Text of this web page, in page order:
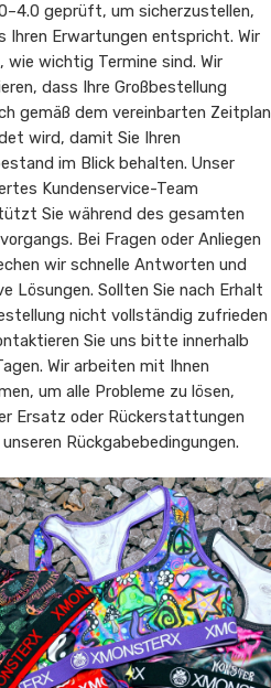
geprüft, um sicherzustellen,
Ihren Erwartungen entspricht. Wir
wie wichtig Termine sind. Wir
dass Ihre Großbestellung
gemäß dem vereinbarten Zeitplan
wird, damit Sie Ihren
im Blick behalten. Unser
Kundenservice-Team
Sie während des gesamten
Bei Fragen oder Anliegen
wir schnelle Antworten und
Lösungen. Sollten Sie nach Erhalt
nicht vollständig zufrieden
Sie uns bitte innerhalb
Wir arbeiten mit Ihnen
um alle Probleme zu lösen,
Ersatz oder Rückerstattungen
Rückgabebedingungen.